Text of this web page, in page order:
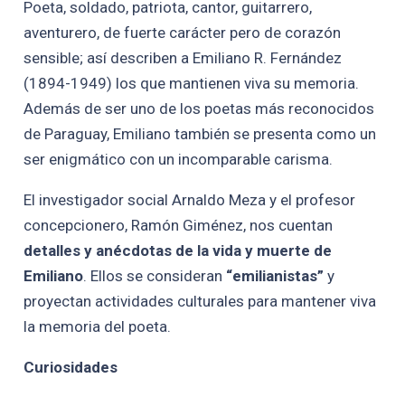
Poeta, soldado, patriota, cantor, guitarrero,
aventurero, de fuerte carácter pero de corazón
sensible; así describen a Emiliano R. Fernández
(1894-1949) los que mantienen viva su memoria.
Además de ser uno de los poetas más reconocidos
de Paraguay, Emiliano también se presenta como un
ser enigmático con un incomparable carisma.
El investigador social Arnaldo Meza y el profesor
concepcionero, Ramón Giménez, nos cuentan
detalles y anécdotas de la vida y muerte de
Emiliano. Ellos se consideran “emilianistas” y
proyectan actividades culturales para mantener viva
la memoria del poeta.
Curiosidades